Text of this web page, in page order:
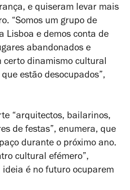
e quiseram levar mais
“Somos um grupo de
Lisboa e demos conta de
abandonados e
certo dinamismo cultural
estão desocupados”,
“arquitectos, bailarinos,
de festas”, enumera, que
durante o próximo ano.
cultural efémero”,
é no futuro ocuparem